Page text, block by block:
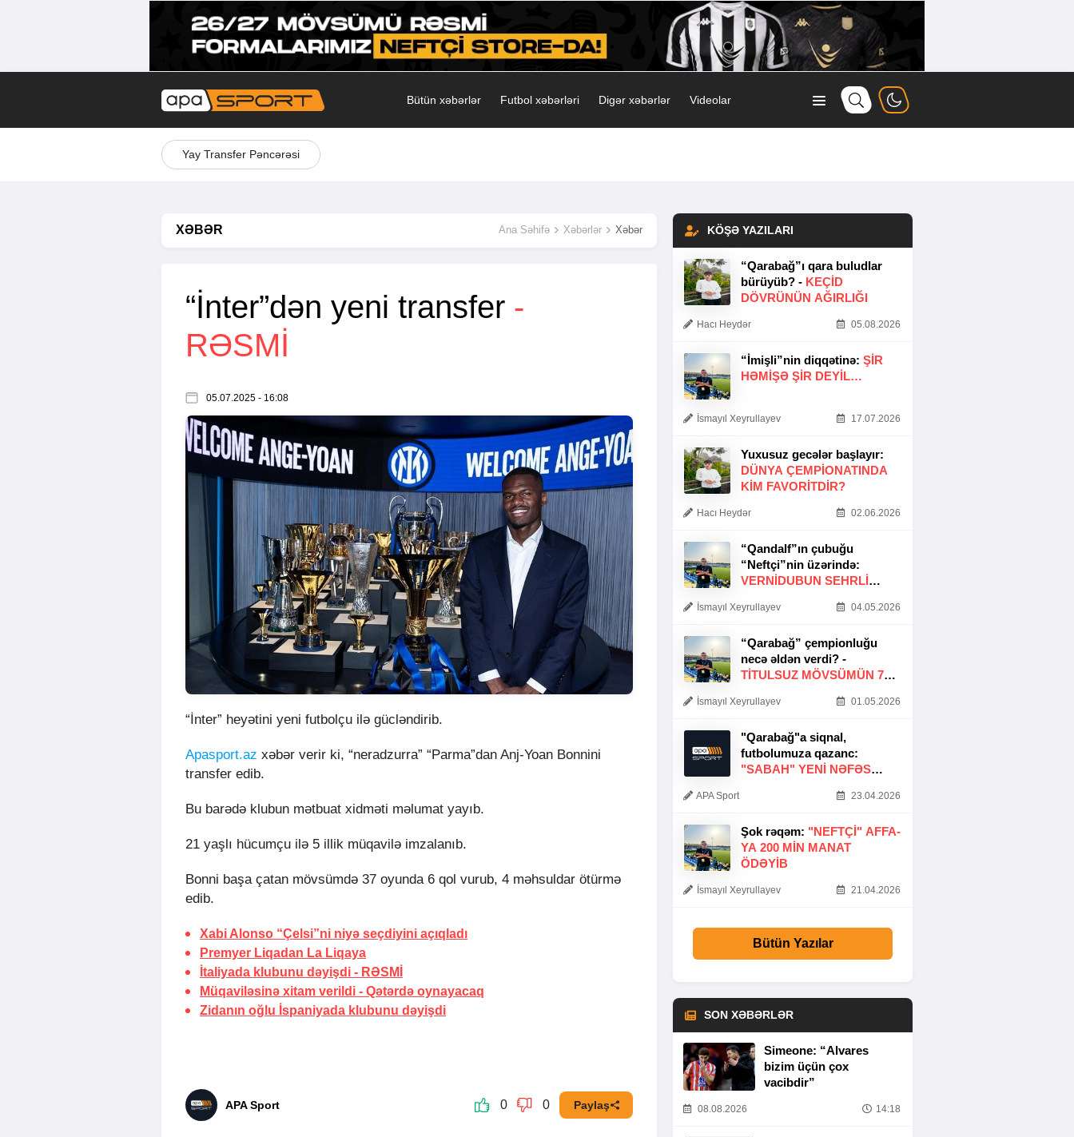
Bütün xəbərlər Futbol xəbərləri Digər xəbərlər Videolar
Yay Transfer Pəncərəsi
XƏBƏR Ana Səhifə Xəbərlər Xəbər
“İnter”dən yeni transfer -
RƏSMI
05.07.2025 - 16:08
“İnter” heyətini yeni futbolçu ilə gücləndirib.
Apasport.az xəbər verir ki, “neradzurra” “Parma”dan Anj-Yoan Bonnini
transfer edib.
Bu barədə klubun mətbuat xidməti məlumat yayıb.
21 yaşlı hücumçu ilə 5 illik müqavilə imzalanıb.
Bonni başa çatan mövsümdə 37 oyunda 6 qol vurub, 4 məhsuldar ötürmə
edib.
Xabi Alonso “Çelsi”ni niyə seçdiyini açıqladı
Premyer Liqadan La Liqaya
İtaliyada klubunu dəyişdi - RƏSMİ
Müqaviləsinə xitam verildi - Qətərdə oynayacaq
Zidanın oğlu İspaniyada klubunu dəyişdi
APA Sport 0 0 Paylaş
KÖŞƏ YAZILARI
“Qarabağ”ı qara buludlar
bürüyüb? - KEÇID
DÖVRÜNÜN AĞIRLIĞI
Hacı Heydər 05.08.2026
“İmişli”nin diqqətinə: ŞIR
HƏMIŞƏ ŞIR DEYIL…
İsmayıl Xeyrullayev 17.07.2026
Yuxusuz gecələr başlayır:
DÜNYA ÇEMPIONATINDA
KIM FAVORITDIR?
Hacı Heydər 02.06.2026
“Qandalf”ın çubuğu
“Neftçi”nin üzərində:
VERNİDUBUN SEHRLİ
İsmayıl Xeyrullayev 04.05.2026
“Qarabağ” çempionluğu
necə əldən verdi? -
TITULSUZ MÖVSÜMÜN 7
İsmayıl Xeyrullayev 01.05.2026
"Qarabağ"a siqnal,
futbolumuza qazanc:
"SABAH" YENI NƏFƏS
APA Sport 23.04.2026
Şok rəqəm: "NEFTÇI" AFFA-
YA 200 MIN MANAT
ÖDƏYIB
İsmayıl Xeyrullayev 21.04.2026
Bütün Yazılar
SON XƏBƏRLƏR
Simeone: “Alvares
bizim üçün çox
vacibdir”
08.08.2026 14:18